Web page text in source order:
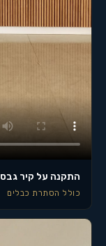
התקנה על קיר גבס
כולל הסתרת כבלים